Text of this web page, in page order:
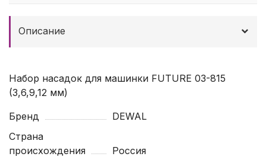
Описание
Набор насадок для машинки FUTURE 03-815
(3,6,9,12 мм)
Бренд
DEWAL
Страна
происхождения
Россия